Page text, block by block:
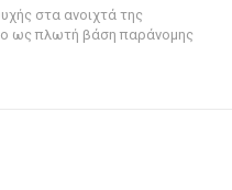
στα ανοιχτά της
ως πλωτή βάση παράνομης